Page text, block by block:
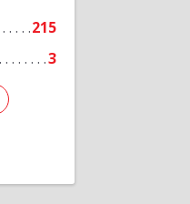
215
3